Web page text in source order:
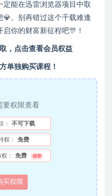
能在迅雷浏览器项目中取
。别再错过这个千载难逢
你的财富新征程吧🎊！
，点击查看会员权益
单独购买课程！
要权限查看
： 不可下载
权： 免费
： 免费 推荐
买权限